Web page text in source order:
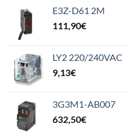
E3Z-D61 2M
111,90€
LY2 220/240VAC
9,13€
3G3M1-AB007
632,50€